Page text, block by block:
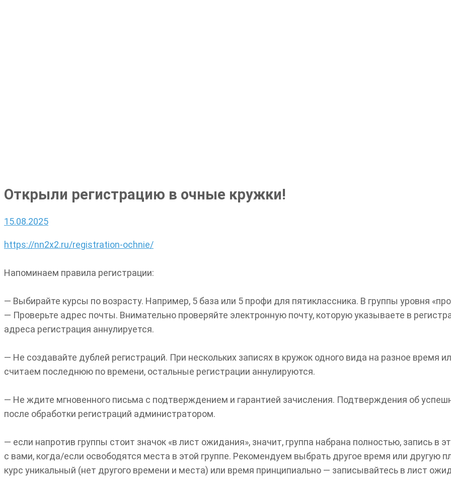
Открыли регистрацию в очные кружки!
15.08.2025
https://nn2x2.ru/registration-ochnie/
Напоминаем правила регистрации:
— Выбирайте курсы по возрасту. Например, 5 база или 5 профи для пятиклассника. В группы уровня
— Проверьте адрес почты. Внимательно проверяйте электронную почту, которую указываете в
адреса регистрация аннулируется.
— Не создавайте дублей регистраций. При нескольких записях в кружок одного вида на разное время
считаем последнюю по времени, остальные регистрации аннулируются.
— Не ждите мгновенного письма с подтверждением и гарантией зачисления. Подтверждения об
после обработки регистраций администратором.
— если напротив группы стоит значок «в лист ожидания», значит, группа набрана полностью, запись
с вами, когда/если освободятся места в этой группе. Рекомендуем выбрать другое время или другую
курс уникальный (нет другого времени и места) или время принципиально — записывайтесь в лист